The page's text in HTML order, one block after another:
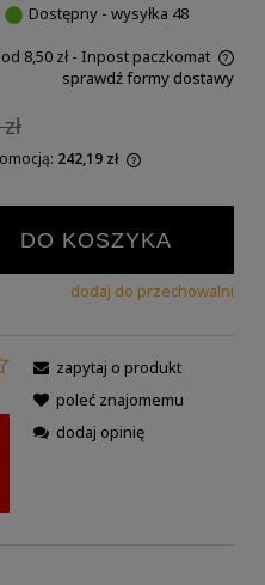
Dostępny - wysyłka 48
od 8,50 zł - Inpost paczkomat
sprawdź formy dostawy
242,19 zł
DO KOSZYKA
dodaj do przechowalni
zapytaj o produkt
poleć znajomemu
dodaj opinię